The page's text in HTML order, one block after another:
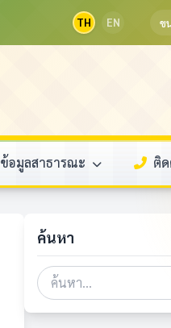
TH EN ข
ข้อมูลสาธารณะ ติด
ค้นหา